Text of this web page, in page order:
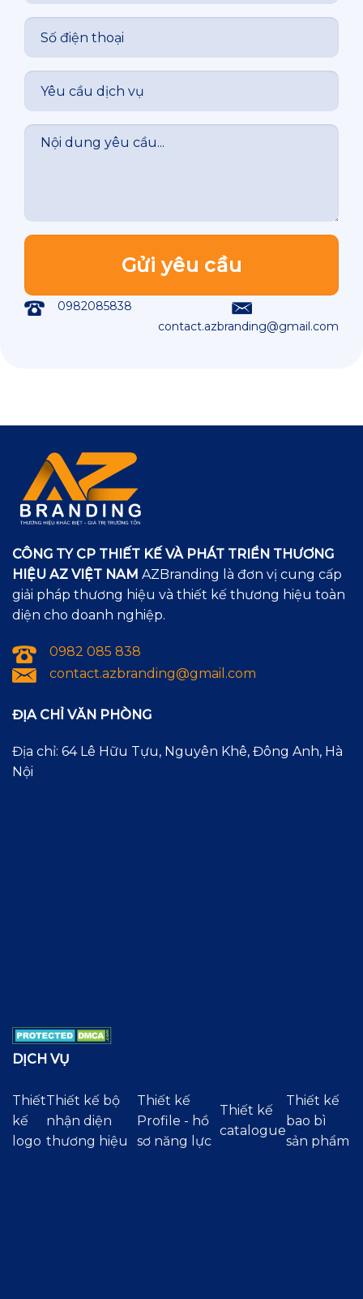
0982085838
contact.azbranding@gmail.com
CÔNG TY CP THIẾT KẾ VÀ PHÁT TRIỂN THƯƠNG
HIỆU AZ VIỆT NAM AZBranding là đơn vị cung cấp
giải pháp thương hiệu và thiết kế thương hiệu toàn
diện cho doanh nghiệp.
0982 085 838
contact.azbranding@gmail.com
ĐỊA CHỈ VĂN PHÒNG
Địa chỉ: 64 Lê Hữu Tựu, Nguyên Khê, Đông Anh, Hà
Nội
DỊCH VỤ
Thiết
kế
logo
Thiết kế bộ
nhận diện
thương hiệu
Thiết kế
Profile - hồ
sơ năng lực
Thiết kế
catalogue
Thiết kế
bao bì
sản phẩm